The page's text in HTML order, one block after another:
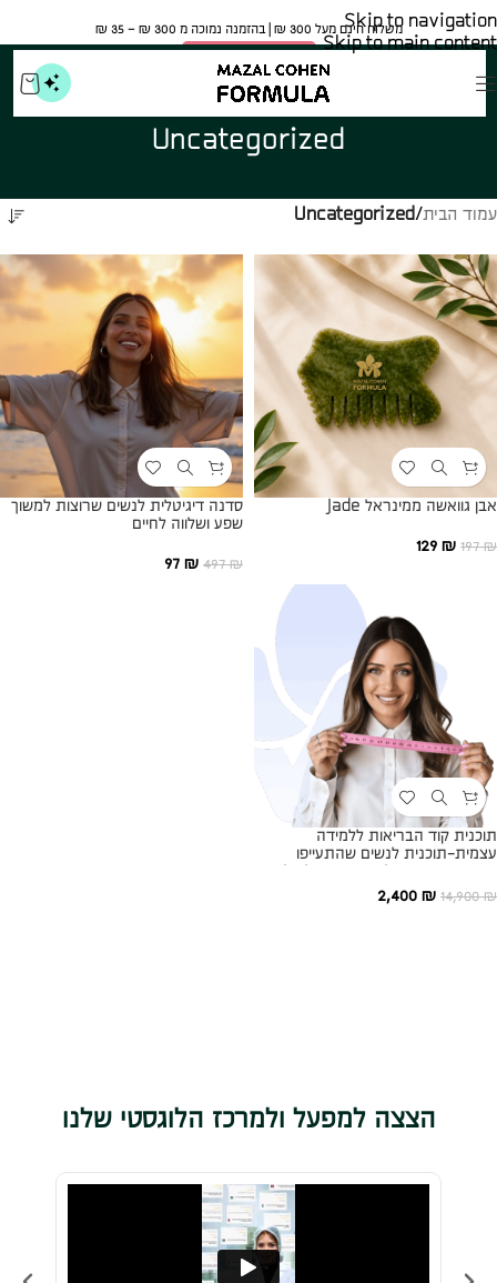
Skip to navigation
Skip to main content
משלוח חינם מעל 300 ₪ | בהזמנה נמוכה מ 300 ₪ – 35 ₪​
🍀 אישור משרד הבריאות
Uncategorized
עמוד הבית/
Uncategorized
אבן גוואשה ממינראל Jade
197₪
129 ₪
סדנה דיגיטלית לנשים שרוצות למשוך
שפע ושלווה לחיים
497₪
97 ₪
תוכנית קוד הבריאות ללמידה
עצמית-תוכנית לנשים שהתעייפו
מלחמות, רגשות אשמה ודיאטות
מתישות
14,900₪
2,400 ₪
הצצה למפעל ולמרכז הלוגסטי שלנו